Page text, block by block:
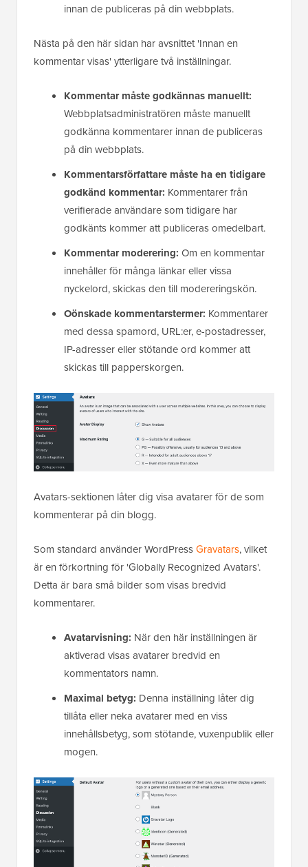
innan de publiceras på din webbplats.
Nästa på den här sidan har avsnittet 'Innan en
kommentar visas' ytterligare två inställningar.
Kommentar måste godkännas manuellt:
Webbplatsadministratören måste manuellt
godkänna kommentarer innan de publiceras
på din webbplats.
Kommentarsförfattare måste ha en tidigare
godkänd kommentar: Kommentarer från
verifierade användare som tidigare har
godkänts kommer att publiceras omedelbart.
Kommentar moderering: Om en kommentar
innehåller för många länkar eller vissa
nyckelord, skickas den till modereringskön.
Oönskade kommentarstermer: Kommentarer
med dessa spamord, URL:er, e-postadresser,
IP-adresser eller stötande ord kommer att
skickas till papperskorgen.
Avatars-sektionen låter dig visa avatarer för de som
kommenterar på din blogg.
Som standard använder WordPressGravatars, vilket
är en förkortning för 'Globally Recognized Avatars'.
Detta är bara små bilder som visas bredvid
kommentarer.
Avatarvisning: När den här inställningen är
aktiverad visas avatarer bredvid en
kommentators namn.
Maximal betyg: Denna inställning låter dig
tillåta eller neka avatarer med en viss
innehållsbetyg, som stötande, vuxenpublik eller
mogen.